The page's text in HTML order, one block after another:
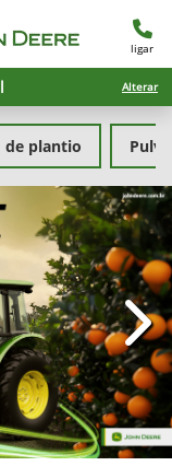
ligar
Alterar
de plantio